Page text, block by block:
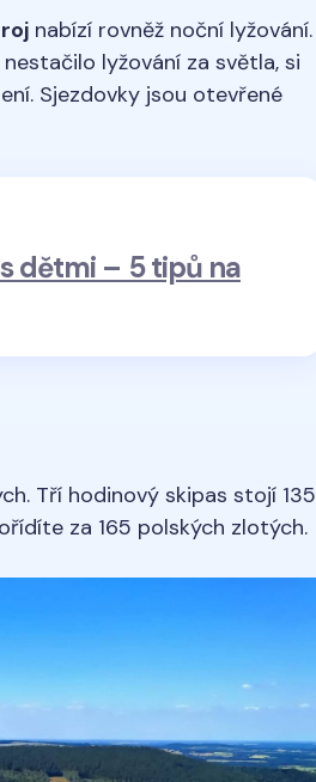
nabízí rovněž noční lyžování.
lyžování za světla, si
Sjezdovky jsou otevřené
dětmi – 5 tipů na
Tří hodinový skipas stojí 135
za 165 polských zlotých.